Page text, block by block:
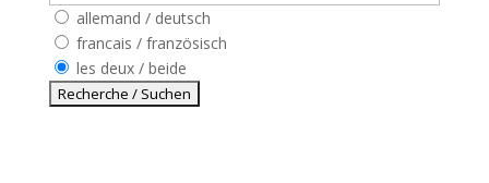
allemand / deutsch
francais / französisch
les deux / beide